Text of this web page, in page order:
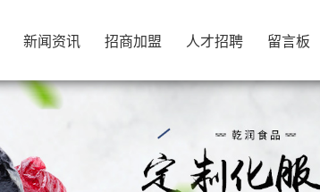
新闻资讯
新闻资讯
招商加盟
招商加盟
人才招聘
人才招聘
留言板
留言板